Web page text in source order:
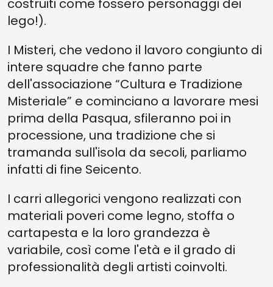
costruiti come fossero personaggi dei
lego!).
I Misteri, che vedono il lavoro congiunto di
intere squadre che fanno parte
dell'associazione “Cultura e Tradizione
Misteriale” e cominciano a lavorare mesi
prima della Pasqua, sfileranno poi in
processione, una tradizione che si
tramanda sull'isola da secoli, parliamo
infatti di fine Seicento.
I carri allegorici vengono realizzati con
materiali poveri come legno, stoffa o
cartapesta e la loro grandezza è
variabile, così come l'età e il grado di
professionalità degli artisti coinvolti.